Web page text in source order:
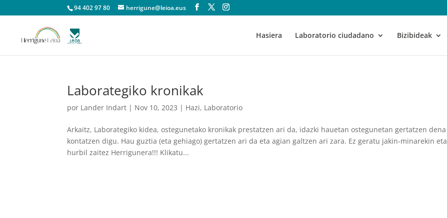
94 402 97 80 herrigune@leioa.eus
Hasiera Laboratorio ciudadano Bizibideak
Laborategiko kronikak
por Lander Indart | Nov 10, 2023 | Hazi, Laboratorio
Arkaitz, Laborategiko kidea, ostegunetako kronikak prestatzen ari da, idazki hauetan ostegunetan gertatzen dena
kontatzen digu. Hau guztia (eta gehiago) gertatzen ari da eta agian galtzen ari zara. Ez geratu jakin-minarekin eta
hurbil zaitez Herrigunera!!! Klikatu...